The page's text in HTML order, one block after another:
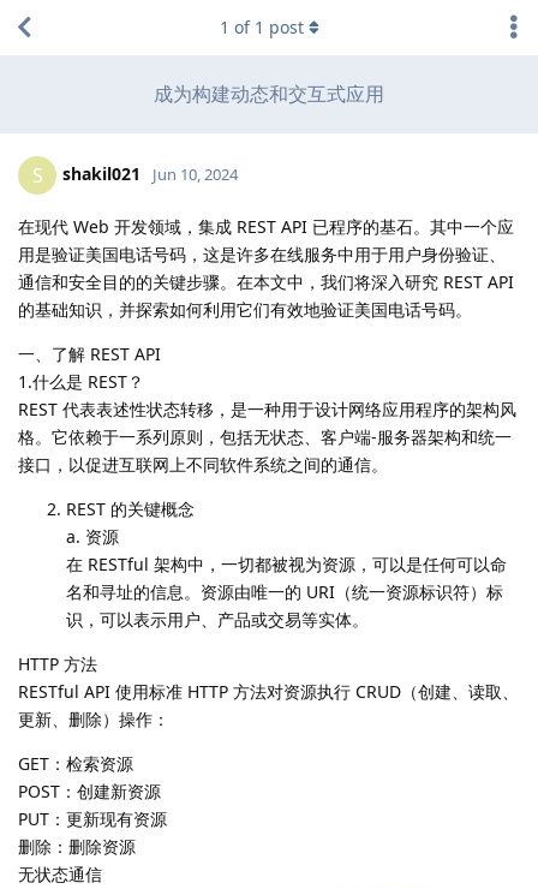
成为构建动态和交互式应用
1 of 1 post
S shakil021 Jun 10, 2024
在现代 Web 开发领域，集成 REST API 已程序的基石。其中一个应
用是验证美国电话号码，这是许多在线服务中用于用户身份验证、
通信和安全目的的关键步骤。在本文中，我们将深入研究 REST API
的基础知识，并探索如何利用它们有效地验证美国电话号码。
一、了解 REST API
1.什么是 REST？
REST 代表表述性状态转移，是一种用于设计网络应用程序的架构风
格。它依赖于一系列原则，包括无状态、客户端-服务器架构和统一
接口，以促进互联网上不同软件系统之间的通信。
REST 的关键概念
a. 资源
在 RESTful 架构中，一切都被视为资源，可以是任何可以命
名和寻址的信息。资源由唯一的 URI（统一资源标识符）标
识，可以表示用户、产品或交易等实体。
HTTP 方法
RESTful API 使用标准 HTTP 方法对资源执行 CRUD（创建、读取、
更新、删除）操作：
GET：检索资源
POST：创建新资源
PUT：更新现有资源
删除：删除资源
无状态通信